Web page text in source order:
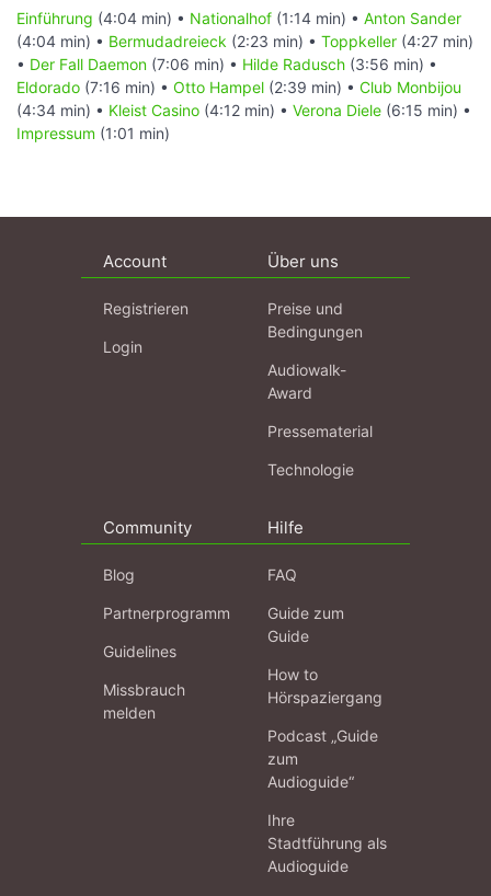
Einführung (4:04 min) • Nationalhof (1:14 min) • Anton Sander
(4:04 min) • Bermudadreieck (2:23 min) • Toppkeller (4:27 min)
• Der Fall Daemon (7:06 min) • Hilde Radusch (3:56 min) •
Eldorado (7:16 min) • Otto Hampel (2:39 min) • Club Monbijou
(4:34 min) • Kleist Casino (4:12 min) • Verona Diele (6:15 min) •
Impressum (1:01 min)
Account
Registrieren
Login
Über uns
Preise und
Bedingungen
Audiowalk-
Award
Pressematerial
Technologie
Community
Blog
Partnerprogramm
Guidelines
Missbrauch
melden
Hilfe
FAQ
Guide zum
Guide
How to
Hörspaziergang
Podcast „Guide
zum
Audioguide“
Ihre
Stadtführung als
Audioguide